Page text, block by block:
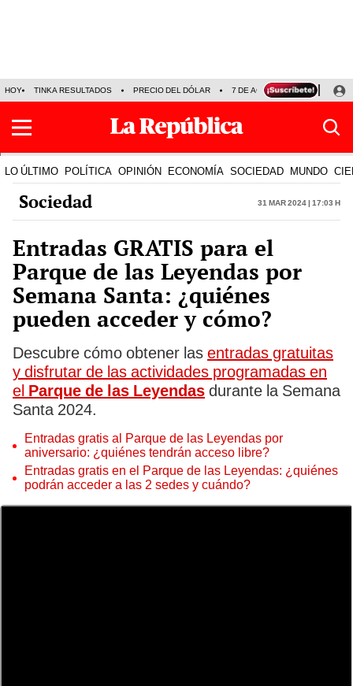
HOY TINKA RESULTADOS PRECIO DEL DÓLAR 7 DE AGOSTO OLLANTA
LO ÚLTIMO POLÍTICA OPINIÓN ECONOMÍA SOCIEDAD MUNDO
Sociedad 31 Mar 2024 | 17:03 h
Entradas GRATIS para el
Parque de las Leyendas por
Semana Santa: ¿quiénes
pueden acceder y cómo?
Descubre cómo obtener las entradas gratuitas
y disfrutar de las actividades programadas en
el Parque de las Leyendas durante la Semana
Santa 2024.
Entradas gratis al Parque de las Leyendas por
aniversario: ¿quiénes tendrán acceso libre?
Entradas gratis en el Parque de las Leyendas: ¿quiénes
podrán acceder a las 2 sedes y cuándo?